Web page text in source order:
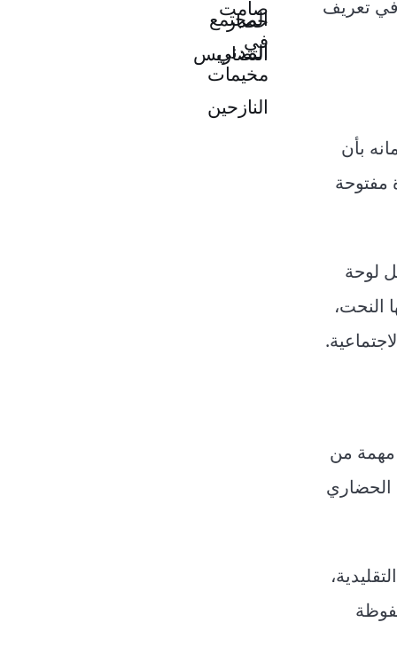
في تعريف
بأن
مفتوحة
لوحة
النحت،
مهمة من
الحضاري